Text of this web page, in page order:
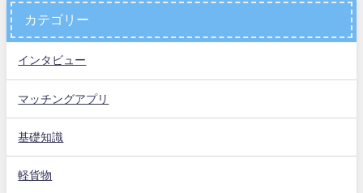
カテゴリー
インタビュー
マッチングアプリ
基礎知識
軽貨物